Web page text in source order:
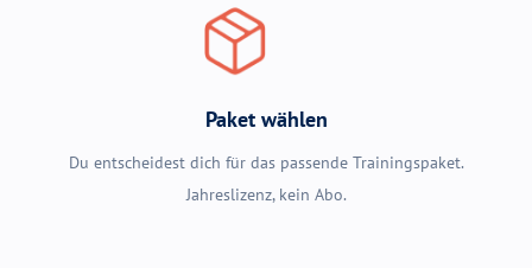
Paket wählen
Du entscheidest dich für das passende Trainingspaket.
Jahreslizenz, kein Abo.